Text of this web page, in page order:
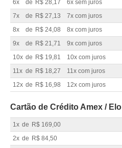
6x
de R$ 28,17 6x sem juros
7x
de R$ 27,13 7x com juros
8x
de R$ 24,08 8x com juros
9x
de R$ 21,71 9x com juros
10x de R$ 19,81 10x com juros
11x de R$ 18,27 11x com juros
12x de R$ 16,98 12x com juros
Cartão de Crédito Amex / Elo
1x de R$ 169,00
2x de R$ 84,50